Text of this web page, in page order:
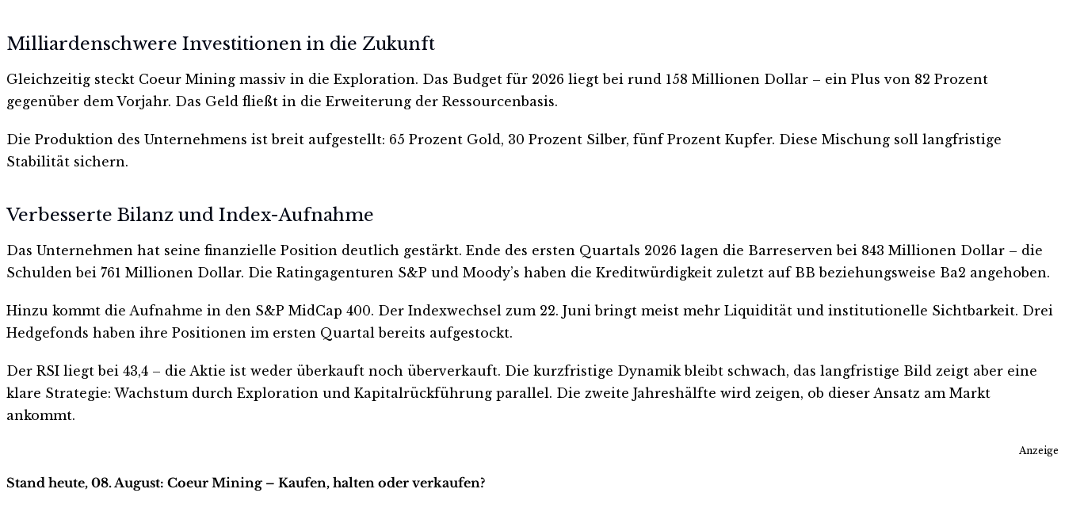
Milliardenschwere Investitionen in die Zukunft
Gleichzeitig steckt Coeur Mining massiv in die Exploration. Das Budget für 2026 liegt bei rund 158 Millionen Dollar – ein Plus von 82 Prozent
gegenüber dem Vorjahr. Das Geld fließt in die Erweiterung der Ressourcenbasis.
Die Produktion des Unternehmens ist breit aufgestellt: 65 Prozent Gold, 30 Prozent Silber, fünf Prozent Kupfer. Diese Mischung soll langfristige
Stabilität sichern.
Verbesserte Bilanz und Index-Aufnahme
Das Unternehmen hat seine finanzielle Position deutlich gestärkt. Ende des ersten Quartals 2026 lagen die Barreserven bei 843 Millionen Dollar – die
Schulden bei 761 Millionen Dollar. Die Ratingagenturen S&P und Moody’s haben die Kreditwürdigkeit zuletzt auf BB beziehungsweise Ba2 angehoben.
Hinzu kommt die Aufnahme in den S&P MidCap 400. Der Indexwechsel zum 22. Juni bringt meist mehr Liquidität und institutionelle Sichtbarkeit. Drei
Hedgefonds haben ihre Positionen im ersten Quartal bereits aufgestockt.
Der RSI liegt bei 43,4 – die Aktie ist weder überkauft noch überverkauft. Die kurzfristige Dynamik bleibt schwach, das langfristige Bild zeigt aber eine
klare Strategie: Wachstum durch Exploration und Kapitalrückführung parallel. Die zweite Jahreshälfte wird zeigen, ob dieser Ansatz am Markt
ankommt.
Anzeige
Stand heute, 08. August: Coeur Mining – Kaufen, halten oder verkaufen?